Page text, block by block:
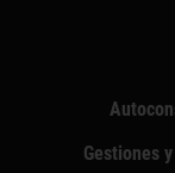
Gestiones